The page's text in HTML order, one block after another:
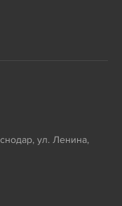
, ул. Ленина,